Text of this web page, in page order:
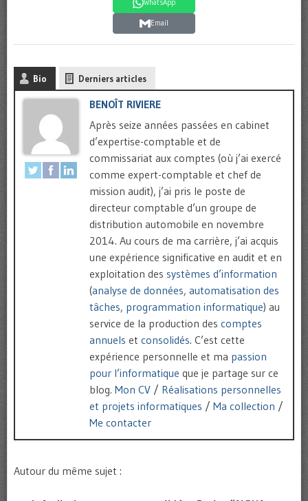
WhatsApp
Email
Bio Derniers articles
BENOÎT RIVIERE
Après seize années passées en cabinet
d’expertise-comptable et de
commissariat aux comptes (où j’ai exercé
comme expert-comptable et chef de
mission audit), j’ai pris le poste de
directeur comptable d’un groupe de
distribution automobile en novembre
2014. Au cours de ma carrière, j’ai acquis
une expérience significative en audit et en
exploitation des systèmes d’information
(analyse de données, automatisation des
tâches, programmation informatique) au
service de la production des comptes
annuels et consolidés. C’est cette
expérience personnelle et ma passion
pour l’informatique que je partage sur ce
blog. Mon CV / Réalisations personnelles
et projets informatiques / Ma collection /
Me contacter
Autour du même sujet :